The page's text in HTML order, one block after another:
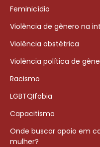
Feminicídio
Violência de gênero na
Violência obstétrica
Violência política de
Racismo
LGBTQIfobia
Capacitismo
Onde buscar apoio em
mulher?